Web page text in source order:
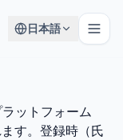
日本語
ットフォーム
す。登録時（氏